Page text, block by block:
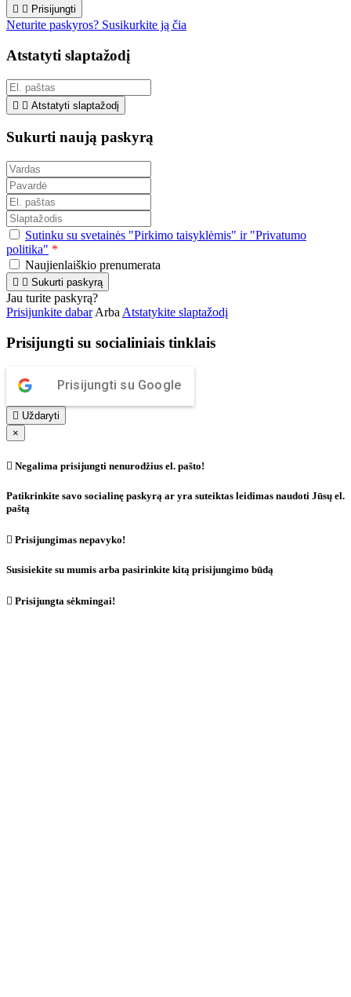
  Prisijungti
Neturite paskyros? Susikurkite ją čia
Atstatyti slaptažodį
  Atstatyti slaptažodį
Sukurti naują paskyrą
Sutinku su svetainės "Pirkimo taisyklėmis" ir "Privatumo
politika" *
Naujienlaiškio prenumerata
  Sukurti paskyrą
Jau turite paskyrą?
Prisijunkite dabarArba Atstatykite slaptažodį
Prisijungti su socialiniais tinklais
Prisijungti su Google
 Uždaryti
×
 Negalima prisijungti nenurodžius el. pašto!
Patikrinkite savo socialinę paskyrą ar yra suteiktas leidimas naudoti Jūsų el.
paštą
 Prisijungimas nepavyko!
Susisiekite su mumis arba pasirinkite kitą prisijungimo būdą
 Prisijungta sėkmingai!